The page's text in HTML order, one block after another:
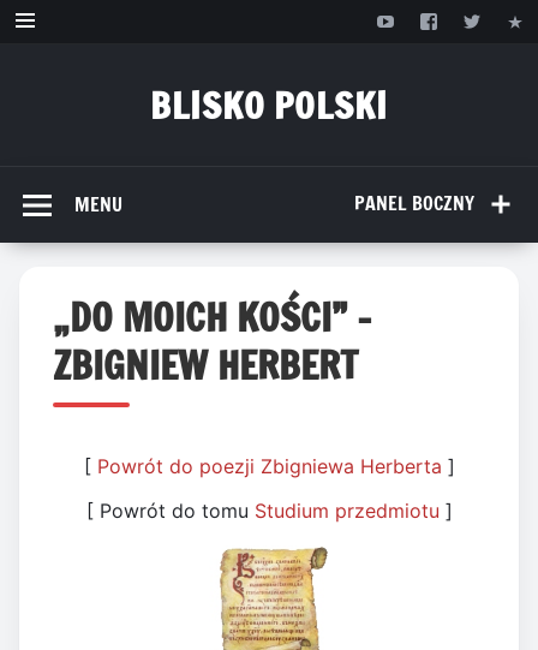
Przejdź
BLISKO POLSKI
PANEL BOCZNY
MENU
„DO MOICH KOŚCI” –
ZBIGNIEW HERBERT
[ Powrót do poezji Zbigniewa Herberta ]
[ Powrót do tomu Studium przedmiotu ]